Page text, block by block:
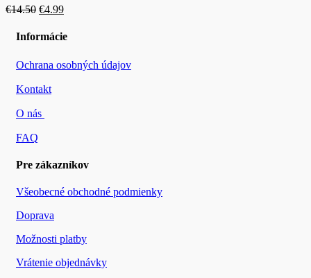
€14.50 Pôvodná
bola:
€4.99Aktuálna
je:
Informácie
Ochrana osobných údajov
Kontakt
O nás
FAQ
Pre zákazníkov
Všeobecné obchodné podmienky
Doprava
Možnosti platby
Vrátenie objednávky